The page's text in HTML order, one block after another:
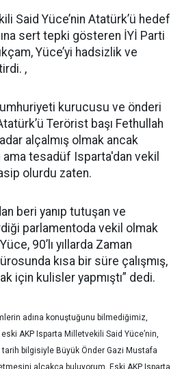
Said Yüce’nin Atatürk’ü hedef
sert tepki gösteren İYİ Parti
Yüce’yi hadsizlik ve
,
kurucusu ve önderi
Terörist başı Fethullah
alçalmış olmak ancak
ama tesadüf Isparta'dan vekil
olurdu zaten.
beri yanıp tutuşan ve
parlamentoda vekil olmak
90’lı yıllarda Zaman
kısa bir süre çalışmış,
için kulisler yapmıştı” dedi.
adına konuştuğunu bilmediğimiz,
AKP Isparta Milletvekili Said Yüce’nin,
tarih bilgisiyle Büyük Önder Gazi Mustafa
alçakça buluyorum. Eski AKP Isparta